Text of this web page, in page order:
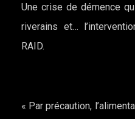
Une crise de démence
riverains et…
RAID.
« Par précaution,